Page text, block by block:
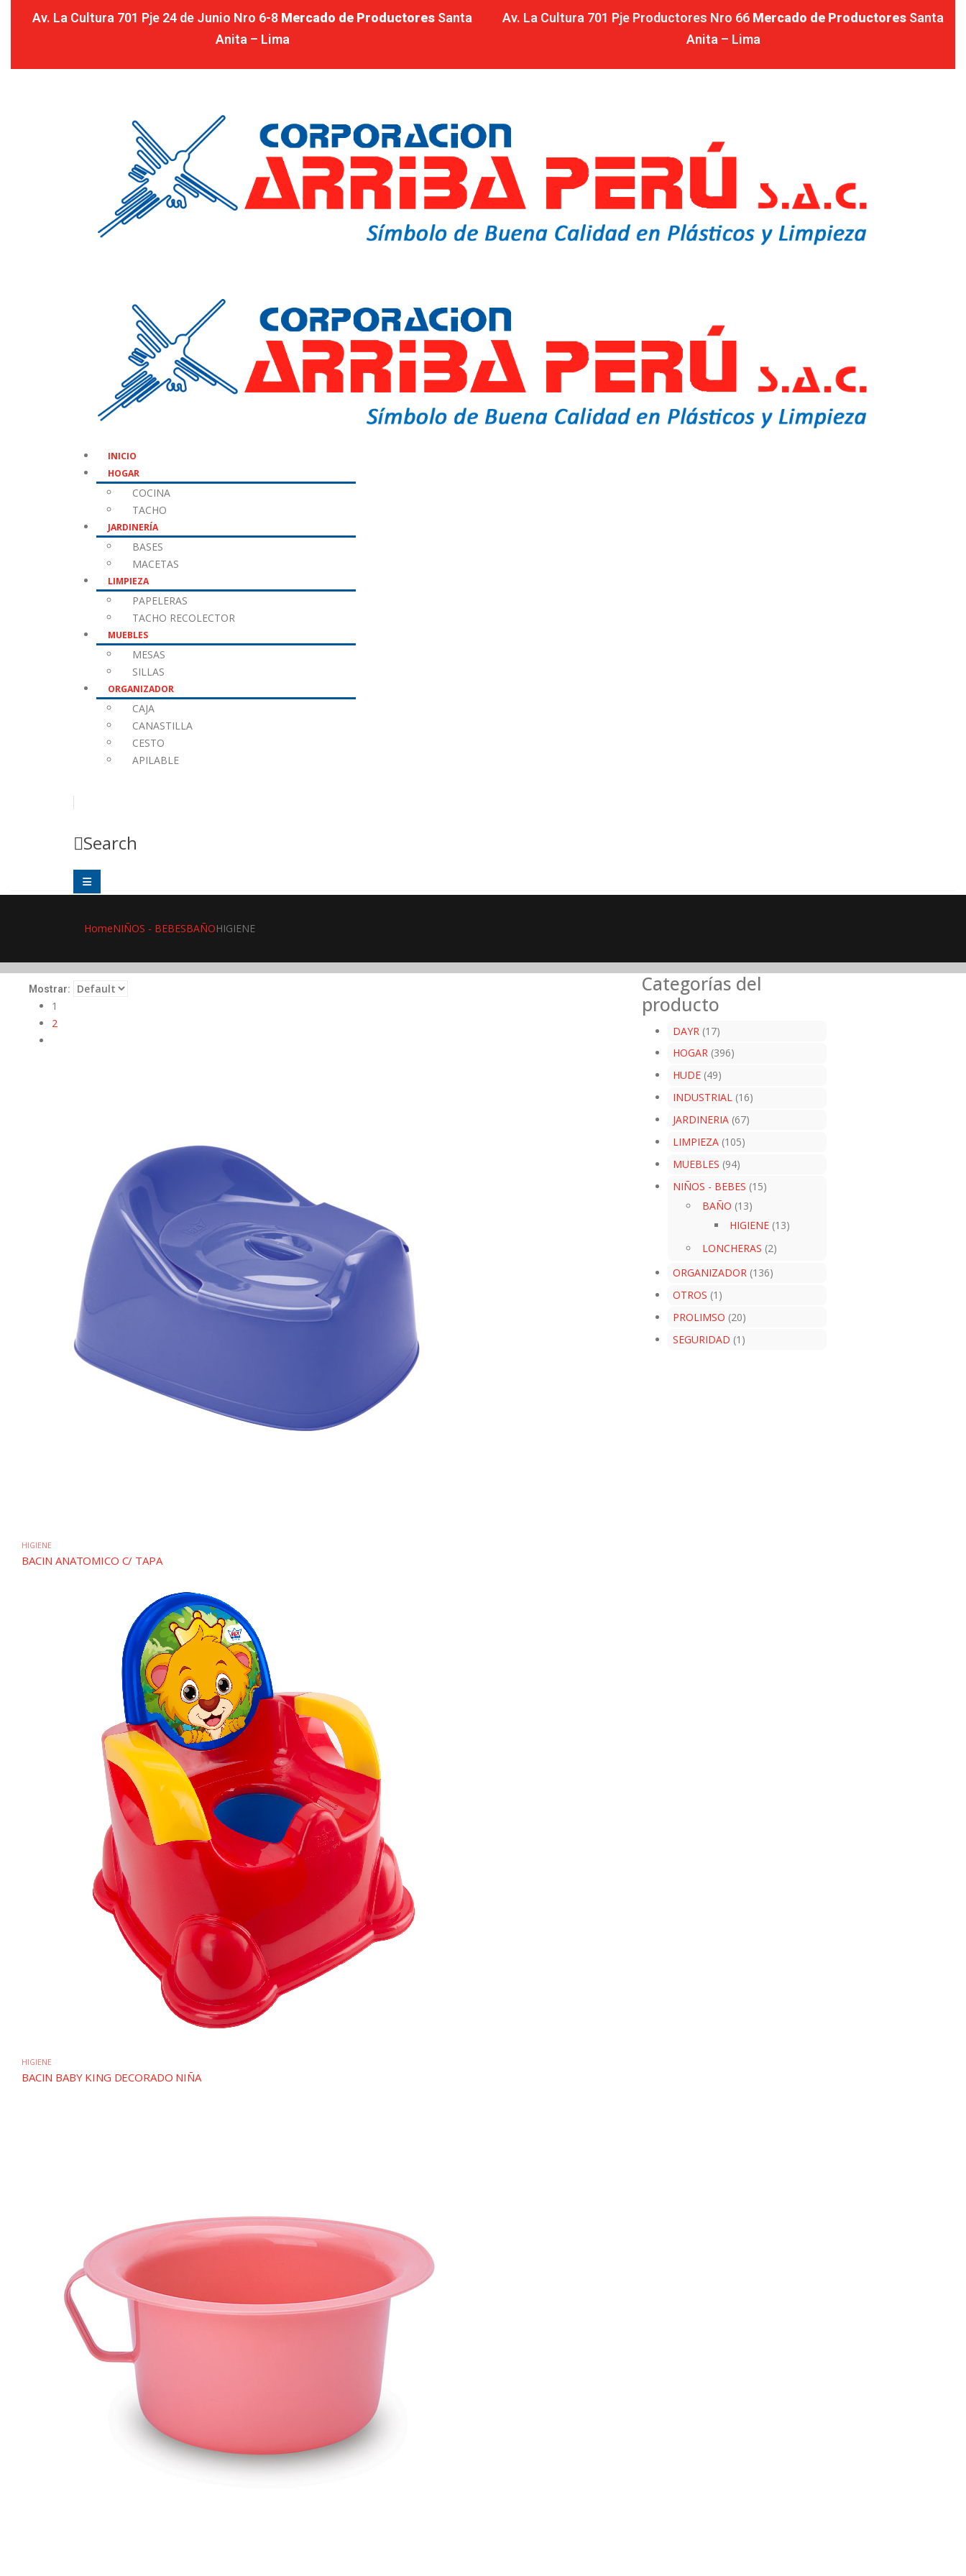
Av. La Cultura 701 Pje 24 de Junio Nro 6-8 Mercado de Productores Santa
Anita – Lima
Av. La Cultura 701 Pje Productores Nro 66 Mercado de Productores Santa
Anita – Lima
INICIO
HOGAR
COCINA
TACHO
JARDINERÍA
BASES
MACETAS
LIMPIEZA
PAPELERAS
TACHO RECOLECTOR
MUEBLES
MESAS
SILLAS
ORGANIZADOR
CAJA
CANASTILLA
CESTO
APILABLE
Search
HomeNIÑOS - BEBESBAÑOHIGIENE
Mostrar:
1
2
HIGIENE
BACIN ANATOMICO C/ TAPA
HIGIENE
BACIN BABY KING DECORADO NIÑA
Categorías del
producto
DAYR (17)
HOGAR (396)
HUDE (49)
INDUSTRIAL (16)
JARDINERIA (67)
LIMPIEZA (105)
MUEBLES (94)
NIÑOS - BEBES (15)
BAÑO (13)
HIGIENE (13)
LONCHERAS (2)
ORGANIZADOR (136)
OTROS (1)
PROLIMSO (20)
SEGURIDAD (1)